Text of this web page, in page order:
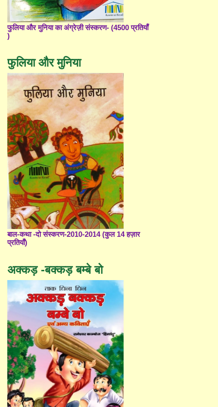
फुलिया और मुनिया का अंग्रेज़ी संस्करण- (4500 प्रतियाँ
)
फुलिया और मुनिया
बाल-कथा -दो संस्करण-2010-2014 (कुल 14 हज़ार
प्रतियाँ)
अक्कड़ -बक्कड़ बम्बे बो